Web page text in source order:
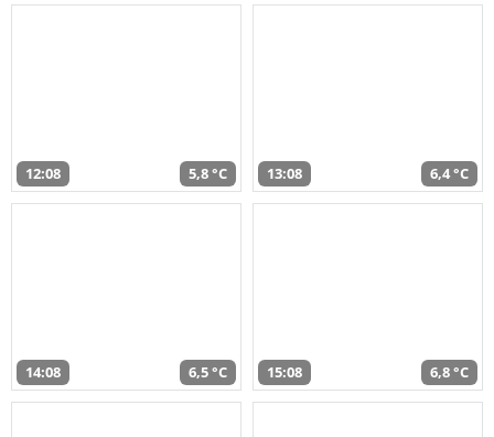
12:08 5,8 °C 13:08 6,4 °C
14:08 6,5 °C 15:08 6,8 °C